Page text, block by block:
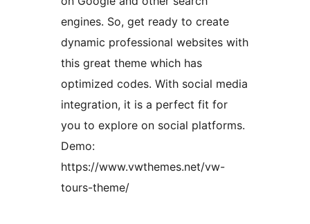
engines. So, get ready to create
dynamic professional websites with
this great theme which has
optimized codes. With social media
integration, it is a perfect fit for
you to explore on social platforms.
Demo:
https://www.vwthemes.net/vw-
tours-theme/